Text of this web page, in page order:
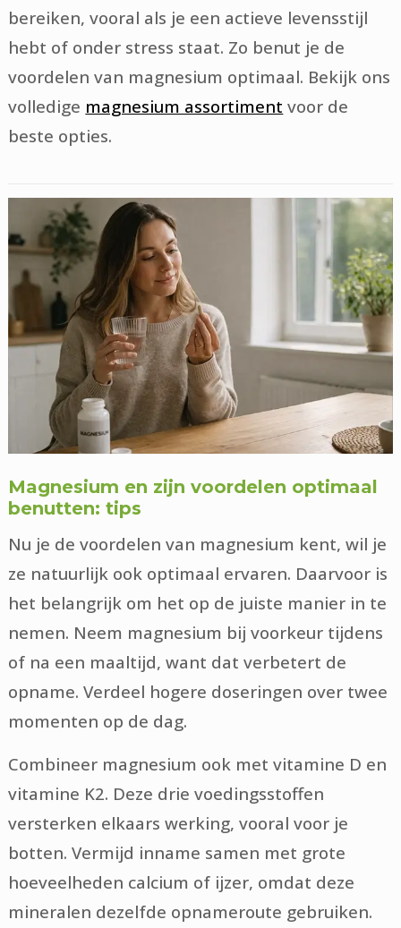
bereiken, vooral als je een actieve levensstijl
hebt of onder stress staat. Zo benut je de
voordelen van magnesium optimaal. Bekijk ons
volledige magnesium assortiment voor de
beste opties.
Magnesium en zijn voordelen optimaal
benutten: tips
Nu je de voordelen van magnesium kent, wil je
ze natuurlijk ook optimaal ervaren. Daarvoor is
het belangrijk om het op de juiste manier in te
nemen. Neem magnesium bij voorkeur tijdens
of na een maaltijd, want dat verbetert de
opname. Verdeel hogere doseringen over twee
momenten op de dag.
Combineer magnesium ook met vitamine D en
vitamine K2. Deze drie voedingsstoffen
versterken elkaars werking, vooral voor je
botten. Vermijd inname samen met grote
hoeveelheden calcium of ijzer, omdat deze
mineralen dezelfde opnameroute gebruiken.